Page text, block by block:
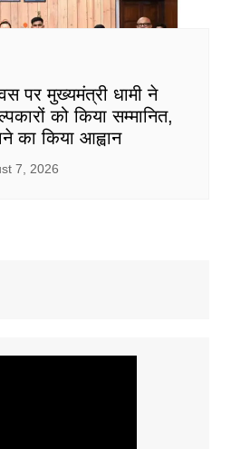
पर मुख्यमंत्री धामी ने
को किया सम्मानित,
का किया आह्वान
7, 2026